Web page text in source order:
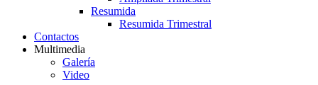
Resumida
Resumida Trimestral
Contactos
Multimedia
Galería
Video